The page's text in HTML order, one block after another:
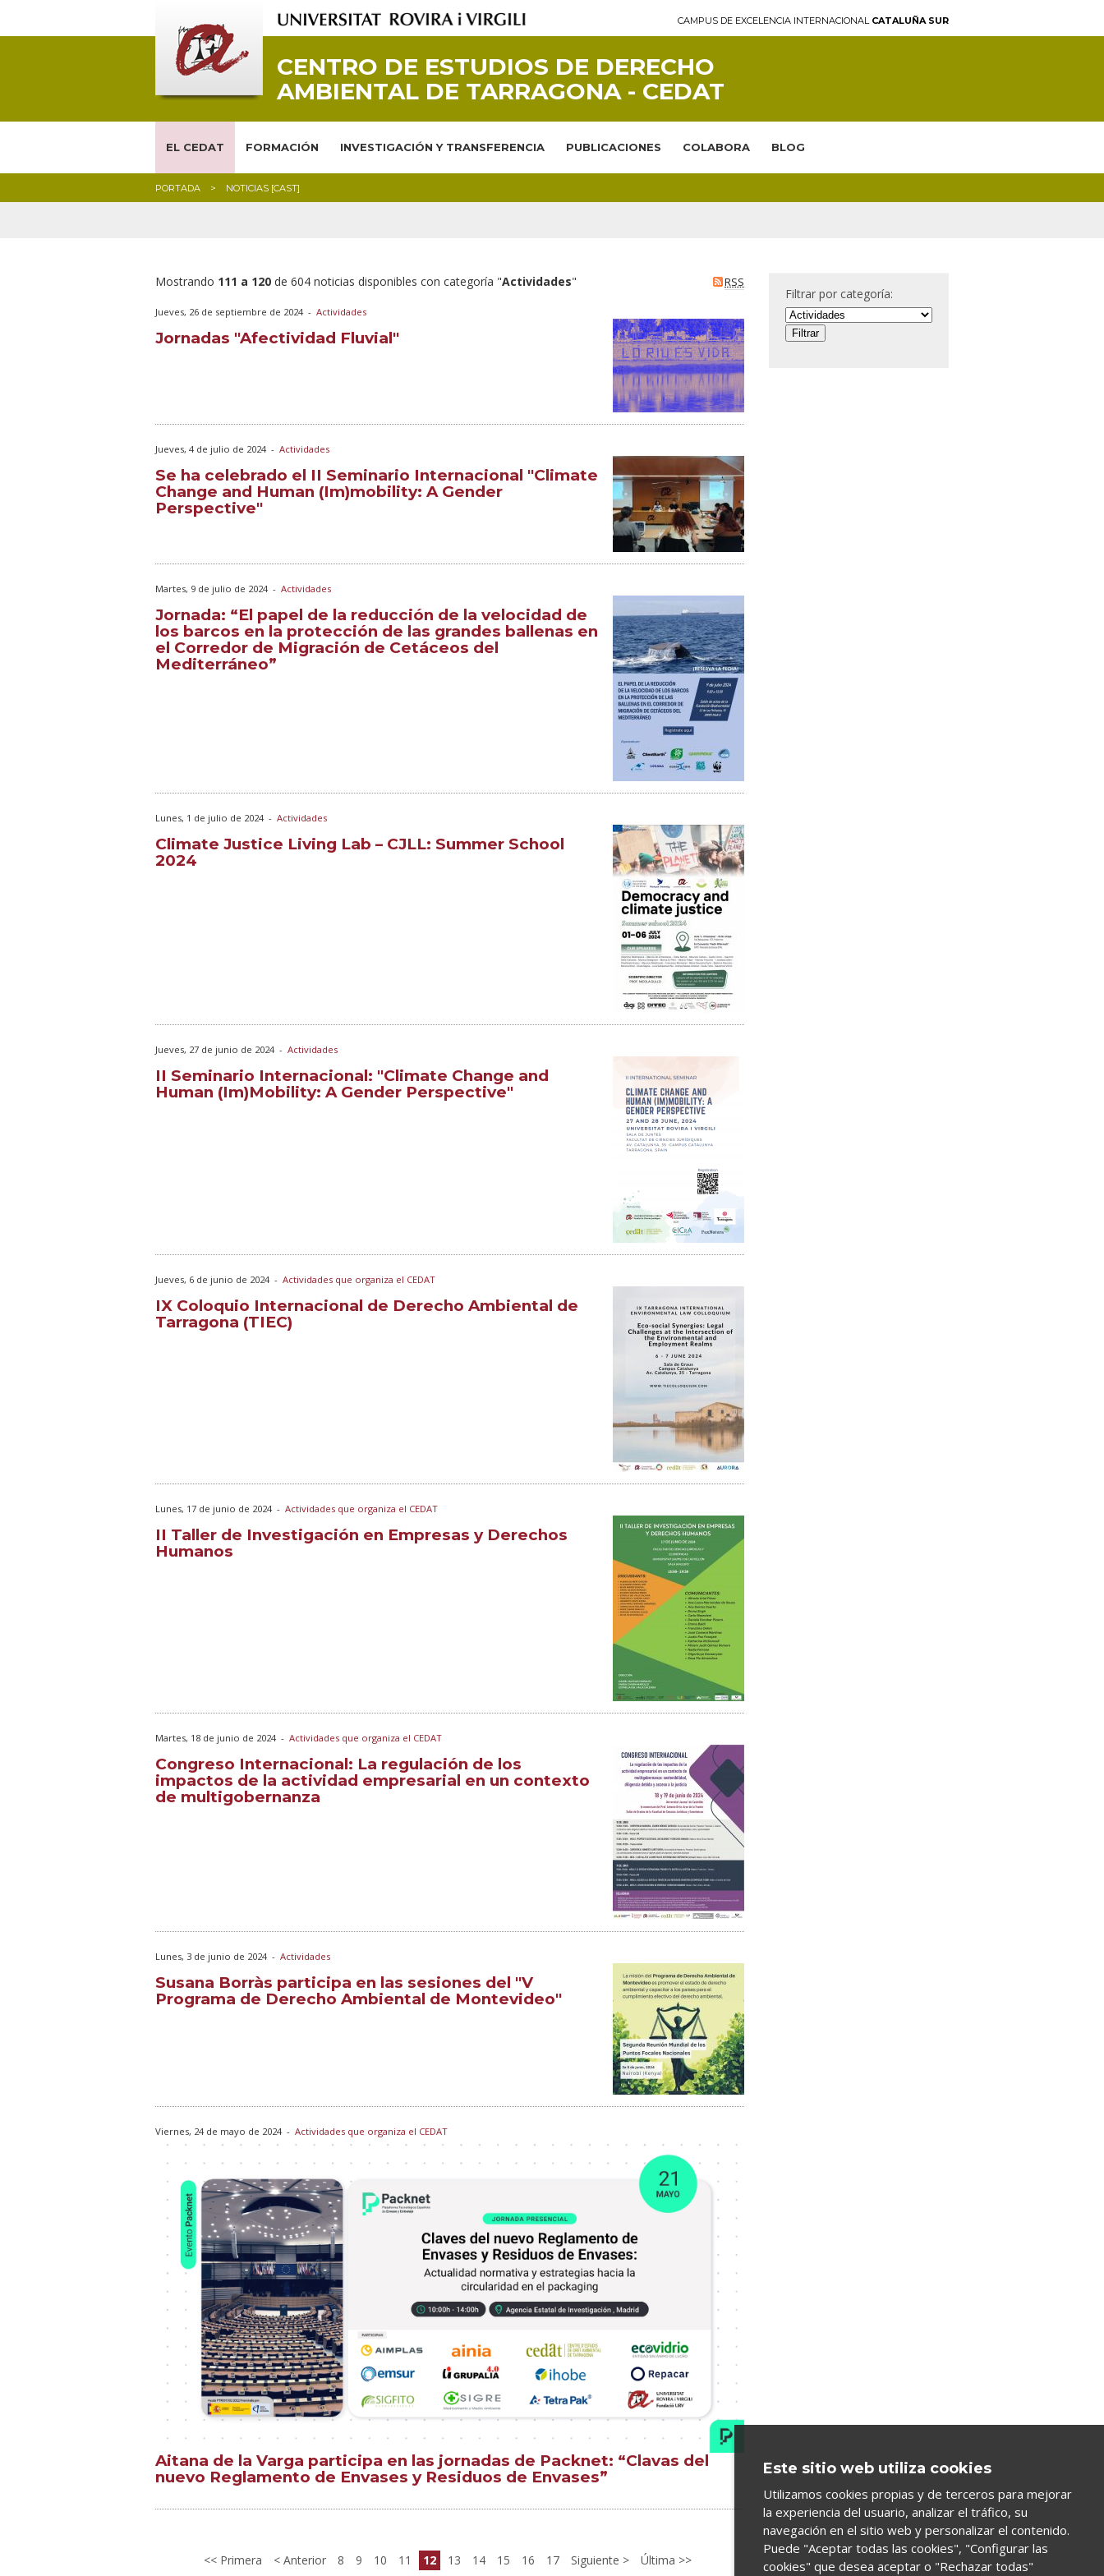
CAMPUS DE EXCELENCIA INTERNACIONAL CATALUÑA SUR
CENTRO DE ESTUDIOS DE DERECHO
AMBIENTAL DE TARRAGONA - CEDAT
EL CEDAT FORMACIÓN INVESTIGACIÓN Y TRANSFERENCIA PUBLICACIONES COLABORA BLOG
PORTADA NOTICIAS [CAST]
RSS
Mostrando 111 a 120 de 604 noticias disponibles con categoría "Actividades"
Jueves, 26 de septiembre de 2024- Actividades
Jornadas "Afectividad Fluvial"
Jueves, 4 de julio de 2024- Actividades
Se ha celebrado el II Seminario Internacional "Climate
Change and Human (Im)mobility: A Gender
Perspective"
Martes, 9 de julio de 2024- Actividades
Jornada: “El papel de la reducción de la velocidad de
los barcos en la protección de las grandes ballenas en
el Corredor de Migración de Cetáceos del
Mediterráneo”
Lunes, 1 de julio de 2024- Actividades
Climate Justice Living Lab – CJLL: Summer School
2024
Jueves, 27 de junio de 2024- Actividades
II Seminario Internacional: "Climate Change and
Human (Im)Mobility: A Gender Perspective"
Jueves, 6 de junio de 2024- Actividades que organiza el CEDAT
IX Coloquio Internacional de Derecho Ambiental de
Tarragona (TIEC)
Lunes, 17 de junio de 2024- Actividades que organiza el CEDAT
II Taller de Investigación en Empresas y Derechos
Humanos
Martes, 18 de junio de 2024- Actividades que organiza el CEDAT
Congreso Internacional: La regulación de los
impactos de la actividad empresarial en un contexto
de multigobernanza
Lunes, 3 de junio de 2024- Actividades
Susana Borràs participa en las sesiones del "V
Programa de Derecho Ambiental de Montevideo"
Viernes, 24 de mayo de 2024- Actividades que organiza el CEDAT
Aitana de la Varga participa en las jornadas de Packnet: “Clavas del
nuevo Reglamento de Envases y Residuos de Envases”
Primera Anterior 8 9 10 11 12 13 14 15 16 17 Siguiente Última
Filtrar por categoría:
Este sitio web utiliza cookies
Utilizamos cookies propias y de terceros para mejorar
la experiencia del usuario, analizar el tráfico, su
navegación en el sitio web y personalizar el contenido.
Puede "Aceptar todas las cookies", "Configurar las
cookies" que desea aceptar o "Rechazar todas"